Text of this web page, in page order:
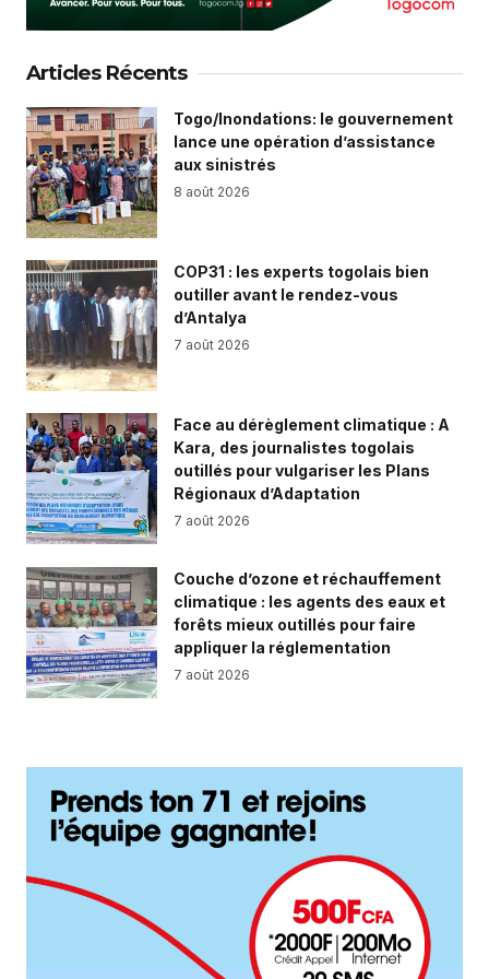
Articles Récents
Togo/Inondations: le gouvernement
lance une opération d’assistance
aux sinistrés
8 août 2026
COP31 : les experts togolais bien
outiller avant le rendez-vous
d’Antalya
7 août 2026
Face au dérèglement climatique : A
Kara, des journalistes togolais
outillés pour vulgariser les Plans
Régionaux d’Adaptation
7 août 2026
Couche d’ozone et réchauffement
climatique : les agents des eaux et
forêts mieux outillés pour faire
appliquer la réglementation
7 août 2026